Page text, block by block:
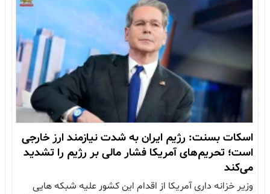
اسکات بسنت: رژیم ایران به‌ شدت نیازمند ارز خارجی
است؛ تحریم‌های آمریکا فشار مالی بر رژیم را تشدید
می‌کند
وزیر خزانه داری آمریکا از اقدام این کشور علیه شبکه هایی